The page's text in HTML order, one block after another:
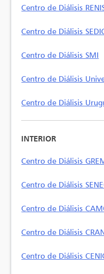
Centro de Diálisis
Centro de Diálisis
Centro de Diálisis SMI
Centro de Diálisis
Centro de Diálisis
INTERIOR
Centro de Diálisis
Centro de Diálisis
Centro de Diálisis
Centro de Diálisis
Centro de Diálisis